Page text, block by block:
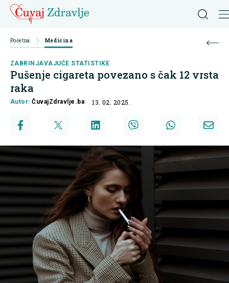
Početna Medicina
ZABRINJAVAJUĆE STATISTIKE
Pušenje cigareta povezano s čak 12 vrsta
raka
Autor:ČuvajZdravlje.ba 13. 02. 2025.